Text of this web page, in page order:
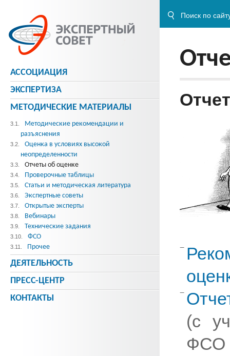
(с
ФСО
АССОЦИАЦИЯ
ЭКСПЕРТИЗА
МЕТОДИЧЕСКИE МАТЕРИАЛЫ
3.1.
Методические рекомендации и
разъяснения
3.2.
Оценка в условиях высокой
неопределенности
3.3. Отчеты об оценке
3.4. Проверочные таблицы
3.5. Статьи и методическая литература
3.6. Экспертные советы
3.7. Открытые эксперты
3.8. Вебинары
3.9. Технические задания
3.10. ФСО
3.11. Прочее
ДЕЯТЕЛЬНОСТЬ
ПРЕСС-ЦЕНТР
КОНТАКТЫ